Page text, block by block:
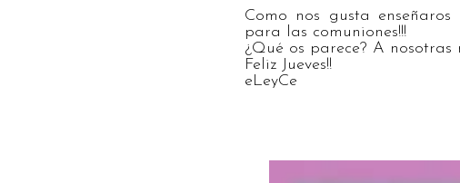
Como nos gusta
para las comuniones!!!
¿Qué os parece? A nosotras
Feliz Jueves!!
eLeyCe